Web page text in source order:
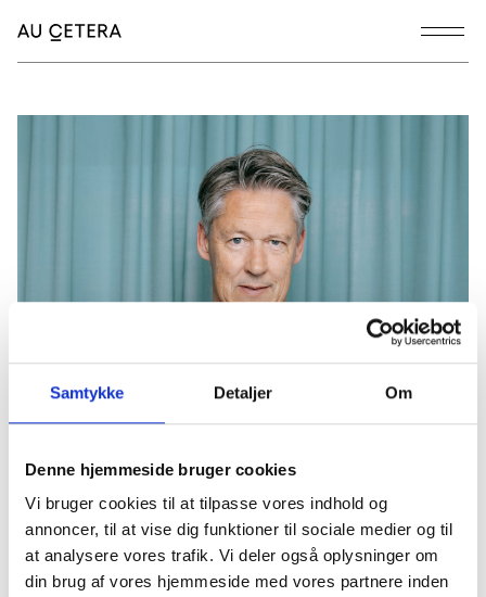
Samtykke Detaljer Om
Denne hjemmeside bruger cookies
Vi bruger cookies til at tilpasse vores indhold og
annoncer, til at vise dig funktioner til sociale medier og til
at analysere vores trafik. Vi deler også oplysninger om
din brug af vores hjemmeside med vores partnere inden